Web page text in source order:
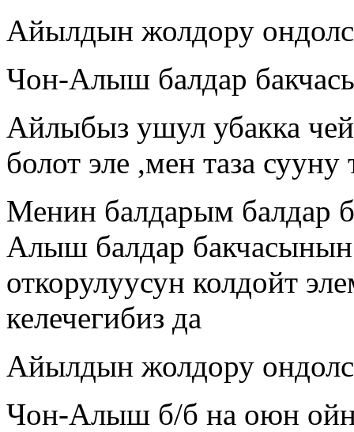
Айылдын жолдору
Чон-Алыш балдар
Айлыбыз ушул убакка
болот эле ,мен таза сууну
Менин балдарым балдар
Алыш балдар
откорулуусун колдойт
келечегибиз да
Айылдын жолдору
Чон-Алыш б/б на оюн